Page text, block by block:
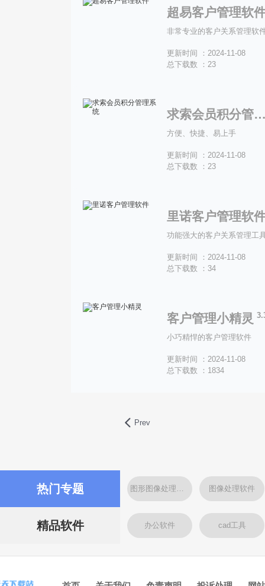
超易客户管理软
非常专业的客户关系管理软
更新时间 ：2024-11-08
总下载数 ：23
求索会员积分
方便、快捷、易上手
更新时间 ：2024-11-08
总下载数 ：23
里诺客户管理软
功能强大的客户关系管理工
更新时间 ：2024-11-08
总下载数 ：34
客户管理小精灵
小巧精悍的客户管理软件
更新时间 ：2024-11-08
总下载数 ：1834
Prev
热门专题
精品软件
图形图像处理软件 图像处理软件
办公软件 cad工具